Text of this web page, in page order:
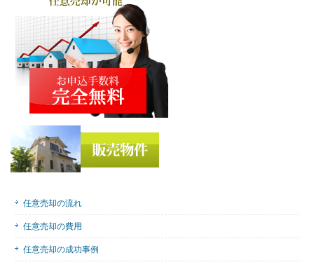
任意売却の流れ
任意売却の費用
任意売却の成功事例